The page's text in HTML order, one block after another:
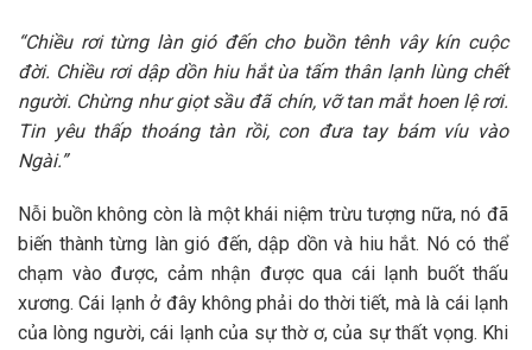
“Chiều rơi từng làn gió đến cho buồn tênh vây kín cuộc
đời. Chiều rơi dập dồn hiu hắt ùa tấm thân lạnh lùng chết
người. Chừng như giọt sầu đã chín, vỡ tan mắt hoen lệ rơi.
Tin yêu thấp thoáng tàn rồi, con đưa tay bám víu vào
Ngài.”
Nỗi buồn không còn là một khái niệm trừu tượng nữa, nó đã
biến thành từng làn gió đến, dập dồn và hiu hắt. Nó có thể
chạm vào được, cảm nhận được qua cái lạnh buốt thấu
xương. Cái lạnh ở đây không phải do thời tiết, mà là cái lạnh
của lòng người, cái lạnh của sự thờ ơ, của sự thất vọng. Khi